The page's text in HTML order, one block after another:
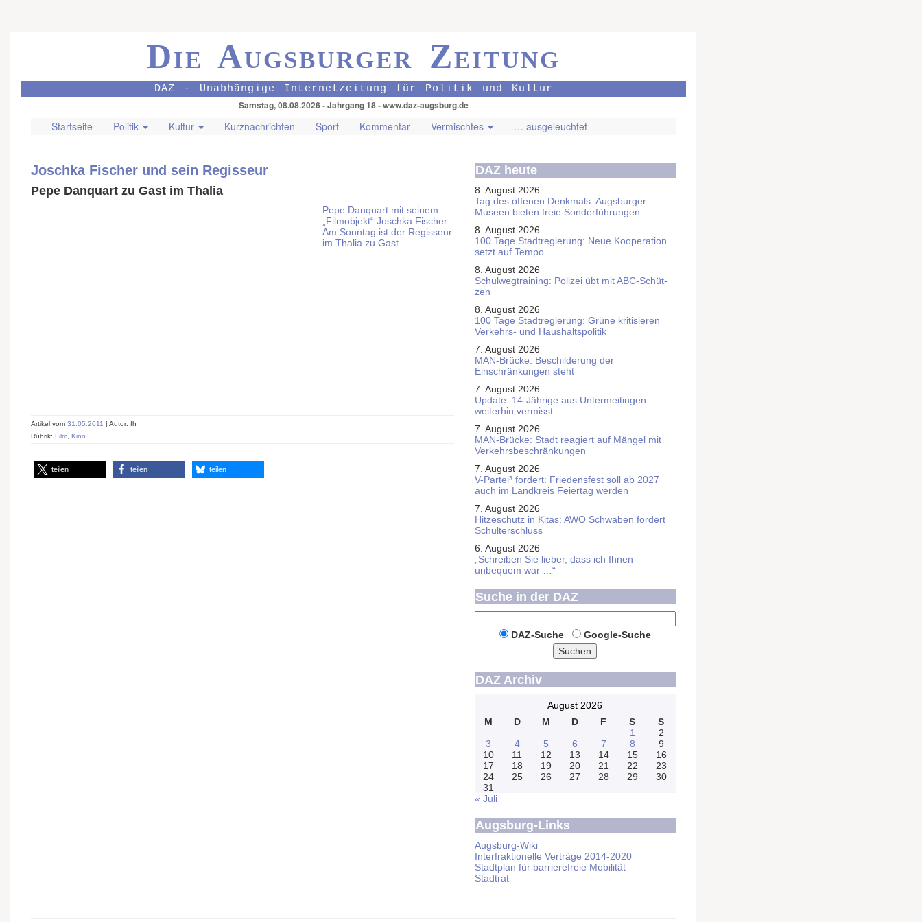
Die Augsburger Zeitung
DAZ - Unabhängige Internetzeitung für Politik und Kultur
Samstag, 08.08.2026 - Jahrgang 18 - www.daz-augsburg.de
Startseite Politik Kultur Kurznachrichten Sport Kommentar Vermischtes … ausgeleuchtet
Joschka Fischer und sein Regisseur
Pepe Danquart zu Gast im Thalia
Pepe Danquart mit seinem
„Filmobjekt“ Joschka Fischer.
Am Sonntag ist der Regisseur
im Thalia zu Gast.
Artikel vom 31.05.2011 | Autor: fh
Rubrik: Film Kino
teilen teilen teilen
DAZ heute
8. August 2026
Tag des offenen Denkmals: Augsburger
Museen bieten freie Sonderführungen
8. August 2026
100 Tage Stadtregierung: Neue Kooperation
setzt auf Tempo
8. August 2026
Schul­weg­trai­ning: Poli­zei übt mit ABC-Schüt­
zen
8. August 2026
100 Tage Stadtregierung: Grüne kritisieren
Verkehrs- und Haushaltspolitik
7. August 2026
MAN-Brücke: Beschilderung der
Einschränkungen steht
7. August 2026
Update: 14-Jährige aus Untermeitingen
weiterhin vermisst
7. August 2026
MAN-Brücke: Stadt reagiert auf Mängel mit
Verkehrsbeschränkungen
7. August 2026
V-Partei­³ fordert: Friedens­fest soll ab 2027
auch im Land­kreis Feier­tag werden
7. August 2026
Hitzeschutz in Kitas: AWO Schwaben fordert
Schulterschluss
6. August 2026
„Schreiben Sie lieber, dass ich Ihnen
unbequem war …“
Suche in der DAZ
DAZ-Suche
Google-Suche
Suchen
DAZ Archiv
August 2026
M
D M D F S
S
1
2
3
4 5 6 7 8
9
10
11 12 13 14 15
16
17
18 19 20 21 22
23
24
25 26 27 28 29
30
31
« Juli
Augsburg-Links
Augsburg-Wiki
Interfraktionelle Verträge 2014-2020
Stadtplan für barrierefreie Mobilität
Stadtrat